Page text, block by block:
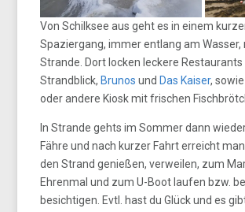
Von Schilksee aus geht es in einem
Spaziergang, immer entlang am Wasser,
Strande. Dort locken leckere
Strandblick, Brunos und Das Kaiser,
oder andere Kiosk mit frischen
In Strande gehts im Sommer dann
Fähre und nach kurzer Fahrt erreicht
den Strand genießen, verweilen, zum
Ehrenmal und zum U-Boot laufen bzw.
besichtigen. Evtl. hast du Glück und es